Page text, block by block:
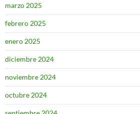
marzo 2025
febrero 2025
enero 2025
diciembre 2024
noviembre 2024
octubre 2024